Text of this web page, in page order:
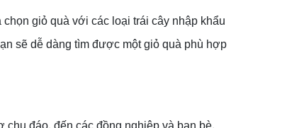
giỏ quà với các loại trái cây nhập khẩu
sẽ dễ dàng tìm được một giỏ quà phù hợp
đáo, đến các đồng nghiệp và bạn bè.